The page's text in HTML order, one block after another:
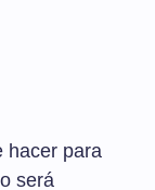
hacer para
será